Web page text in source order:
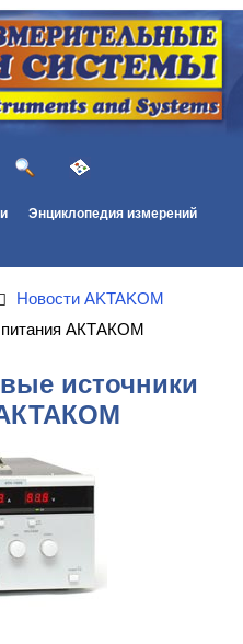
Энциклопедия измерений
Новости AKTAKOM
питания АКТАКОМ
источники